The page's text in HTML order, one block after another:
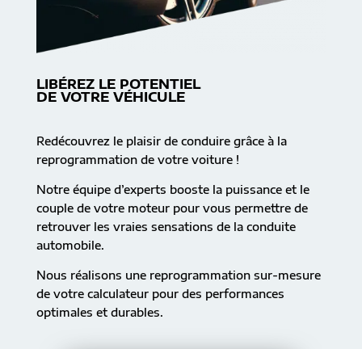
LIBÉREZ LE POTENTIEL
DE VOTRE VÉHICULE
Redécouvrez le plaisir de conduire grâce à la
reprogrammation de votre voiture !
Notre équipe d’experts booste la puissance et le
couple de votre moteur pour vous permettre de
retrouver les vraies sensations de la conduite
automobile.
Nous réalisons une reprogrammation sur-mesure
de votre calculateur pour des performances
optimales et durables.